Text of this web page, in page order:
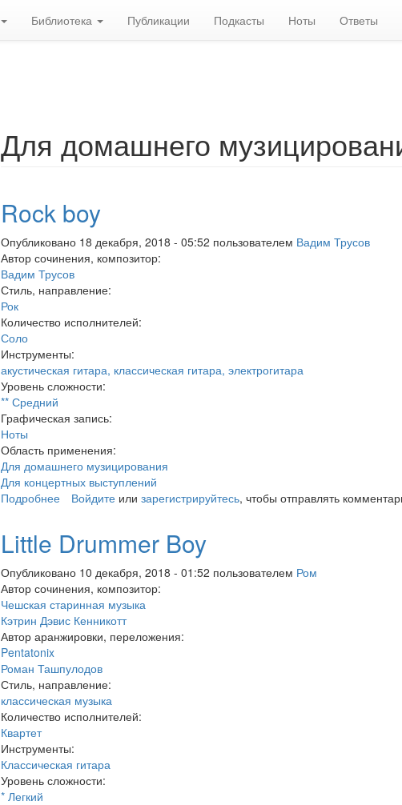
Библиотека Публикации Подкасты Ноты Ответы
Для домашнего
Rock boy
Опубликовано 18 декабря, 2018 - 05:52 пользователем Вадим Трусов
Автор сочинения, композитор:
Вадим Трусов
Стиль, направление:
Рок
Количество исполнителей:
Соло
Инструменты:
акустическая гитара, классическая гитара, электрогитара
Уровень сложности:
** Средний
Графическая запись:
Ноты
Область применения:
Для домашнего музицирования
Для концертных выступлений
Подробнеео Rock boy
Войдитеили зарегистрируйтесь, чтобы отправлять
Little Drummer Boy
Опубликовано 10 декабря, 2018 - 01:52 пользователем Ром
Автор сочинения, композитор:
Чешская старинная музыка
Кэтрин Дэвис Кенникотт
Автор аранжировки, переложения:
Pentatonix
Роман Ташпулодов
Стиль, направление:
классическая музыка
Количество исполнителей:
Квартет
Инструменты:
Классическая гитара
Уровень сложности:
* Легкий